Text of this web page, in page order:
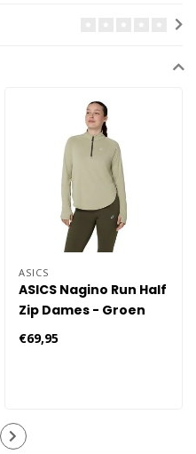
ASICS
ASICS Nagino Run Half
Zip Dames - Groen
€69,95